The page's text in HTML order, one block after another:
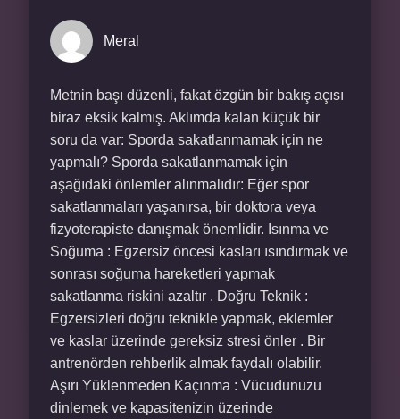
Meral
Metnin başı düzenli, fakat özgün bir bakış açısı
biraz eksik kalmış. Aklımda kalan küçük bir
soru da var: Sporda sakatlanmamak için ne
yapmalı? Sporda sakatlanmamak için
aşağıdaki önlemler alınmalıdır: Eğer spor
sakatlanmaları yaşanırsa, bir doktora veya
fizyoterapiste danışmak önemlidir. Isınma ve
Soğuma : Egzersiz öncesi kasları ısındırmak ve
sonrası soğuma hareketleri yapmak
sakatlanma riskini azaltır . Doğru Teknik :
Egzersizleri doğru teknikle yapmak, eklemler
ve kaslar üzerinde gereksiz stresi önler . Bir
antrenörden rehberlik almak faydalı olabilir.
Aşırı Yüklenmeden Kaçınma : Vücudunuzu
dinlemek ve kapasitenizin üzerinde